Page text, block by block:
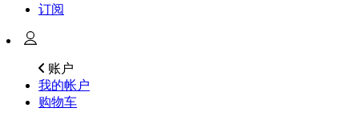
订阅
账户
我的帐户
购物车